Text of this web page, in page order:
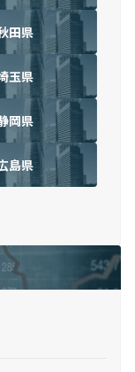
田県
玉県
岡県
島県